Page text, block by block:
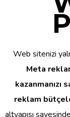
Web sitenizi
Meta
kazanmanızı
reklam
altyapısı